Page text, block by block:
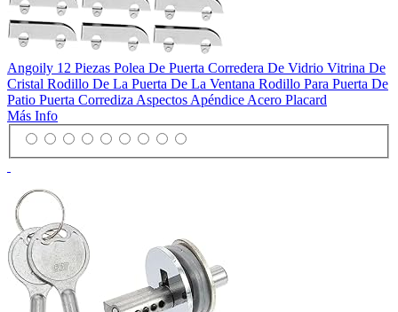
Angoily 12 Piezas Polea De Puerta Corredera De Vidrio Vitrina De
Cristal Rodillo De La Puerta De La Ventana Rodillo Para Puerta De
Patio Puerta Corrediza Aspectos Apéndice Acero Placard
Más Info